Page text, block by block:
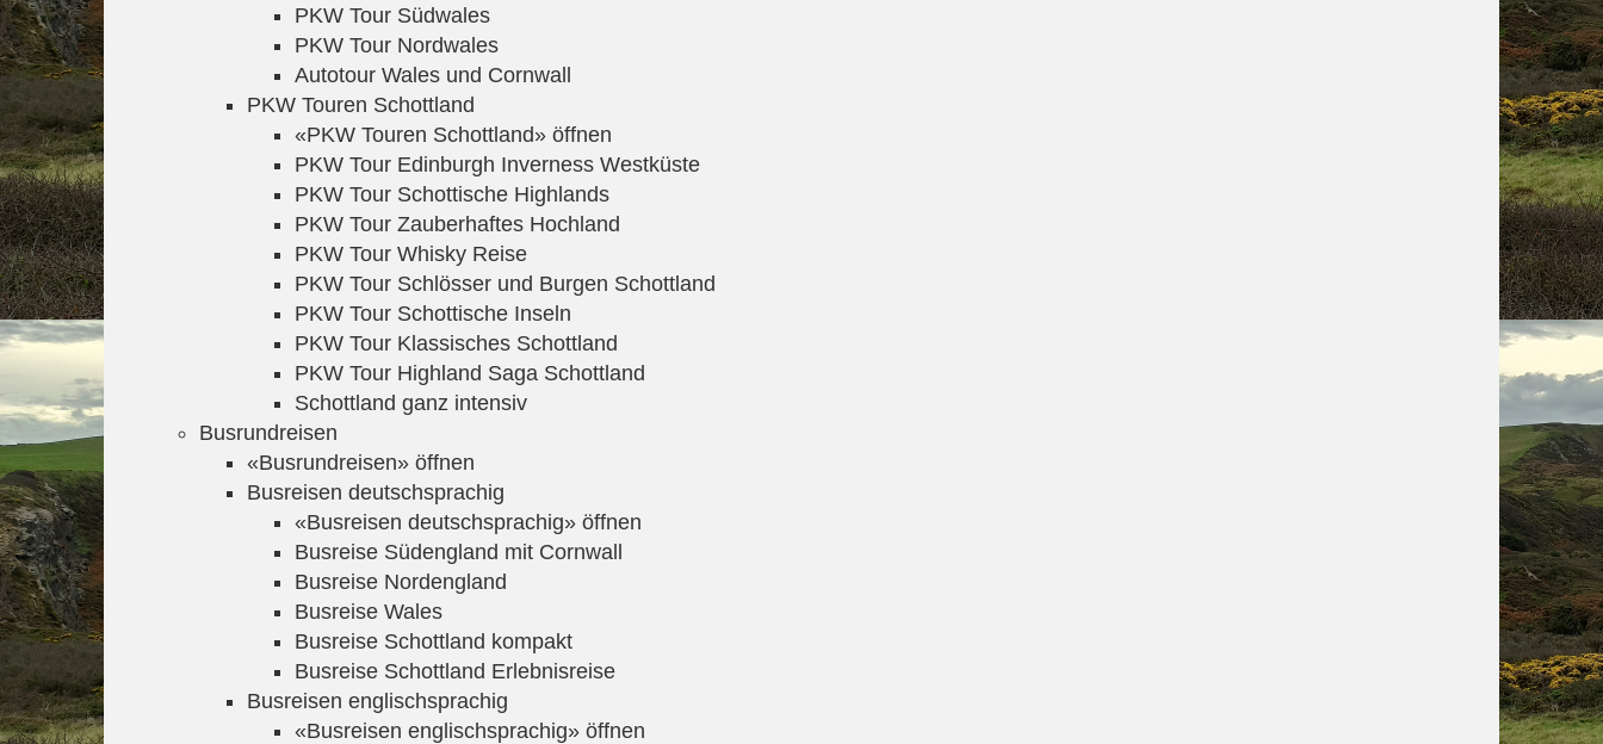
PKW Tour Südwales
PKW Tour Nordwales
Autotour Wales und Cornwall
PKW Touren Schottland
«PKW Touren Schottland» öffnen
PKW Tour Edinburgh Inverness Westküste
PKW Tour Schottische Highlands
PKW Tour Zauberhaftes Hochland
PKW Tour Whisky Reise
PKW Tour Schlösser und Burgen Schottland
PKW Tour Schottische Inseln
PKW Tour Klassisches Schottland
PKW Tour Highland Saga Schottland
Schottland ganz intensiv
Busrundreisen
«Busrundreisen» öffnen
Busreisen deutschsprachig
«Busreisen deutschsprachig» öffnen
Busreise Südengland mit Cornwall
Busreise Nordengland
Busreise Wales
Busreise Schottland kompakt
Busreise Schottland Erlebnisreise
Busreisen englischsprachig
«Busreisen englischsprachig» öffnen